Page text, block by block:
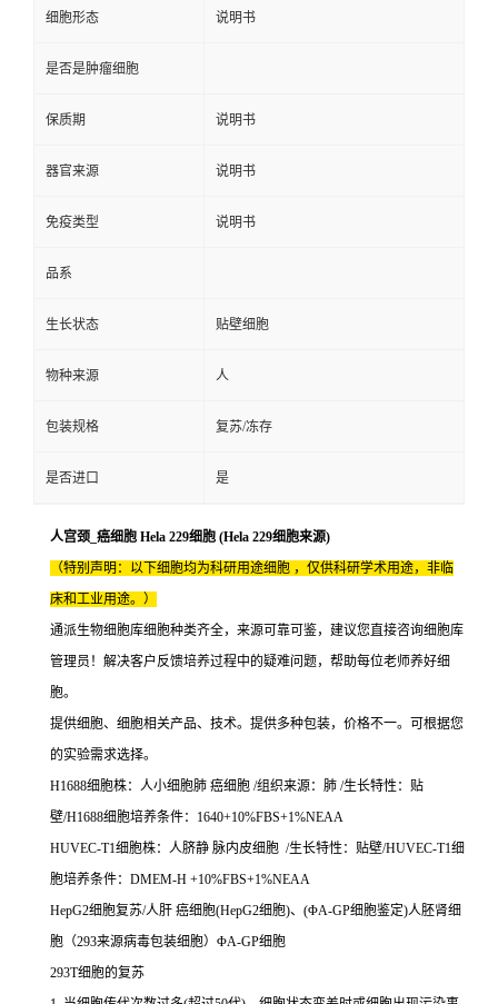
细胞形态 说明书
是否是肿瘤细胞
保质期 说明书
器官来源 说明书
免疫类型 说明书
品系
生长状态 贴壁细胞
物种来源 人
包装规格 复苏/冻存
是否进口 是
人宫颈_癌细胞 Hela 229细胞 (Hela 229细胞来源)
（特别声明：以下细胞均为科研用途细胞 ，仅供科研学术用途，非临
床和工业用途。）
通派生物细胞库细胞种类齐全，来源可靠可鉴，建议您直接咨询细胞库
管理员！解决客户反馈培养过程中的疑难问题，帮助每位老师养好细
胞。
提供细胞、细胞相关产品、技术。提供多种包装，价格不一。可根据您
的实验需求选择。
H1688细胞株：人小细胞肺 癌细胞 /组织来源：肺 /生长特性：贴
壁/H1688细胞培养条件：1640+10%FBS+1%NEAA
HUVEC-T1细胞株：人脐静 脉内皮细胞 /生长特性：贴壁/HUVEC-T1细
胞培养条件：DMEM-H +10%FBS+1%NEAA
HepG2细胞复苏/人肝 癌细胞(HepG2细胞)、(ΦA-GP细胞鉴定)人胚肾细
胞（293来源病毒包装细胞）ΦA-GP细胞
293T细胞的复苏